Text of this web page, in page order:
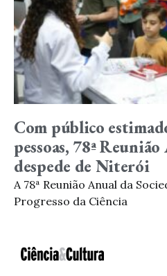
Com público
pessoas, 78ª
despede de Niterói
A 78ª Reunião Anual da
Progresso da Ciência